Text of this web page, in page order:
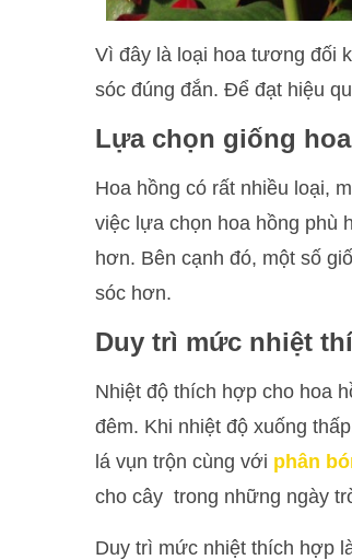
Vì đây là loại hoa tương đối
sóc đúng đắn. Để đạt hiệu
Lựa chọn giống
Hoa hồng có rất nhiều loại,
việc lựa chọn hoa hồng phù
hơn. Bên cạnh đó, một số
sóc hơn.
Duy trì mức nhiệt
Nhiệt độ thích hợp cho hoa
đêm. Khi nhiệt độ xuống
lá vụn trộn cùng với phân
cho cây trong những ngày
Duy trì mức nhiệt thích hợp